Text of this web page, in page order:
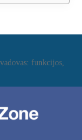
funkcijos,